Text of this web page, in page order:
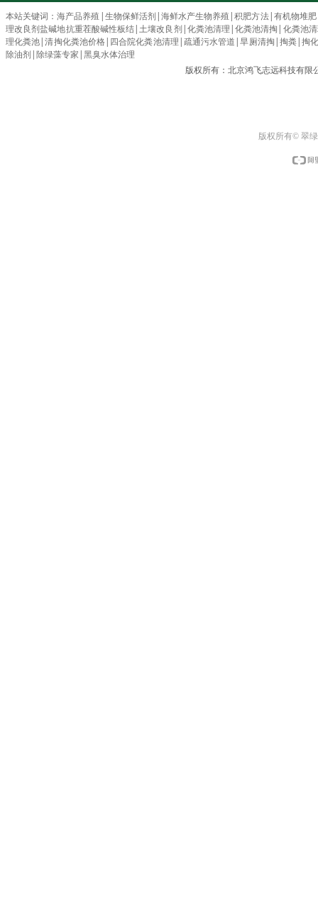
本站关键词：海产品养殖 |生物保鲜活剂|海鲜水产生物养殖 |积肥方法|有机物堆肥
理改良剂盐碱地抗重茬酸碱性板结|土壤改良剂|化粪池清理 |化粪池清掏 | 化粪池
理化粪池|清掏化粪池价格| 四合院化粪池清理 |疏通污水管道 |旱厕清掏 |掏粪|掏
除油剂|除绿藻专家 |黑臭水体治理
版权所有：北京鸿飞志远科技有
版权所有© 翠